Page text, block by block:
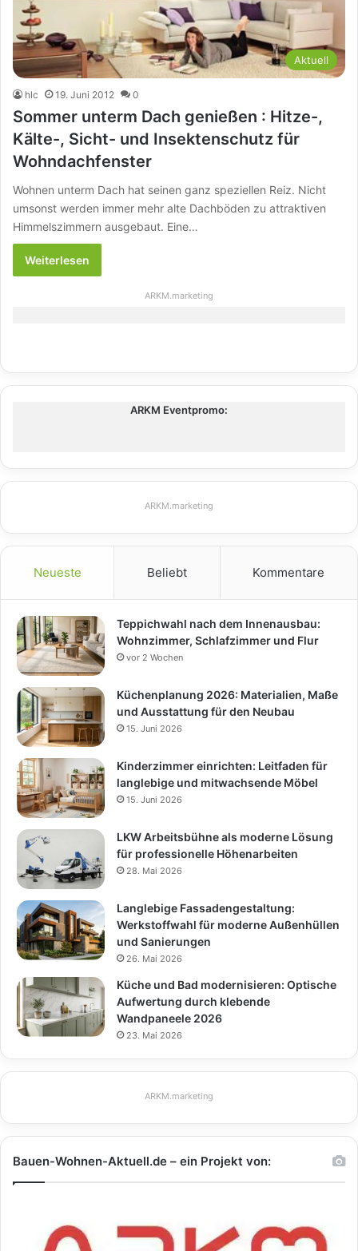
Aktuell
hlc 19. Juni 2012 0
Sommer unterm Dach genießen : Hitze-,
Kälte-, Sicht- und Insektenschutz für
Wohndachfenster
Wohnen unterm Dach hat seinen ganz speziellen Reiz. Nicht
umsonst werden immer mehr alte Dachböden zu attraktiven
Himmelszimmern ausgebaut. Eine…
Weiterlesen
ARKM.marketing
ARKM Eventpromo:
ARKM.marketing
Neueste Beliebt Kommentare
Teppichwahl nach dem Innenausbau:
Wohnzimmer, Schlafzimmer und Flur
vor 2 Wochen
Küchenplanung 2026: Materialien, Maße
und Ausstattung für den Neubau
15. Juni 2026
Kinderzimmer einrichten: Leitfaden für
langlebige und mitwachsende Möbel
15. Juni 2026
LKW Arbeitsbühne als moderne Lösung
für professionelle Höhenarbeiten
28. Mai 2026
Langlebige Fassadengestaltung:
Werkstoffwahl für moderne Außenhüllen
und Sanierungen
26. Mai 2026
Küche und Bad modernisieren: Optische
Aufwertung durch klebende
Wandpaneele 2026
23. Mai 2026
ARKM.marketing
Bauen-Wohnen-Aktuell.de – ein Projekt von: